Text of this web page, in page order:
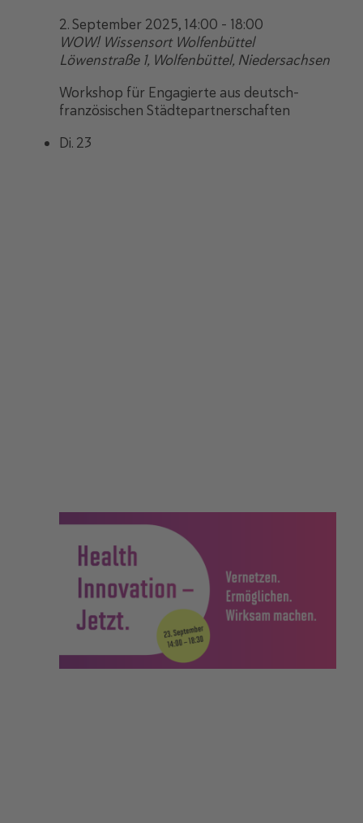
2. September 2025, 14:00 - 18:00
WOW! Wissensort Wolfenbüttel
Löwenstraße 1, Wolfenbüttel, Niedersachsen
Workshop für Engagierte aus deutsch-
französischen Städtepartnerschaften
Di. 23